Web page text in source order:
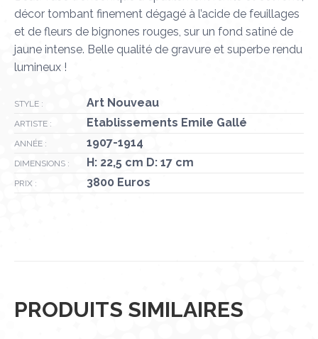
décor tombant finement dégagé à l’acide de feuillages
et de fleurs de bignones rouges, sur un fond satiné de
jaune intense. Belle qualité de gravure et superbe rendu
lumineux !
STYLE : Art Nouveau
ARTISTE : Etablissements Emile Gallé
ANNÉE : 1907-1914
DIMENSIONS : H: 22,5 cm D: 17 cm
PRIX : 3800 Euros
PRODUITS SIMILAIRES